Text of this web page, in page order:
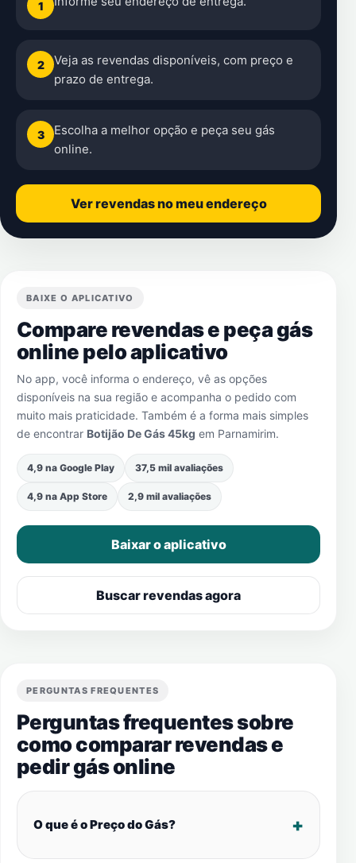
1
2
Veja as revendas disponíveis, com preço e
prazo de entrega.
3
Escolha a melhor opção e peça seu gás
online.
Ver revendas no meu endereço
BAIXE O APLICATIVO
Compare revendas e peça gás
online pelo aplicativo
No app, você informa o endereço, vê as opções
disponíveis na sua região e acompanha o pedido com
muito mais praticidade. Também é a forma mais simples
de encontrar Botijão De Gás 45kg em Parnamirim.
4,9 na Google Play 37,5 mil avaliações
4,9 na App Store 2,9 mil avaliações
Baixar o aplicativo
Buscar revendas agora
PERGUNTAS FREQUENTES
Perguntas frequentes sobre
como comparar revendas e
pedir gás online
O que é o Preço do Gás?